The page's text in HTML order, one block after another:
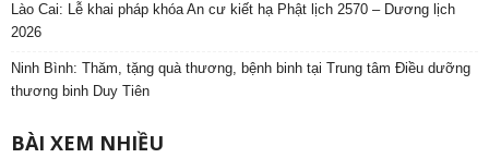
Lào Cai: Lễ khai pháp khóa An cư kiết hạ Phật lịch 2570 – Dương lịch
2026
Ninh Bình: Thăm, tặng quà thương, bệnh binh tại Trung tâm Điều dưỡng
thương binh Duy Tiên
BÀI XEM NHIỀU